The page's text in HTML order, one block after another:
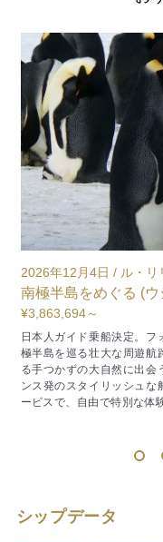
2026年12月4日 / ル・リ
南極半島をめぐる (
¥3,863,694～
日本人ガイド乗船決定。
極半島を巡る壮大な周遊航
る手つかずの大自然に出会
ンス発のスタイリッシュな
ービスで、自由で特別な体
1
シップデータ